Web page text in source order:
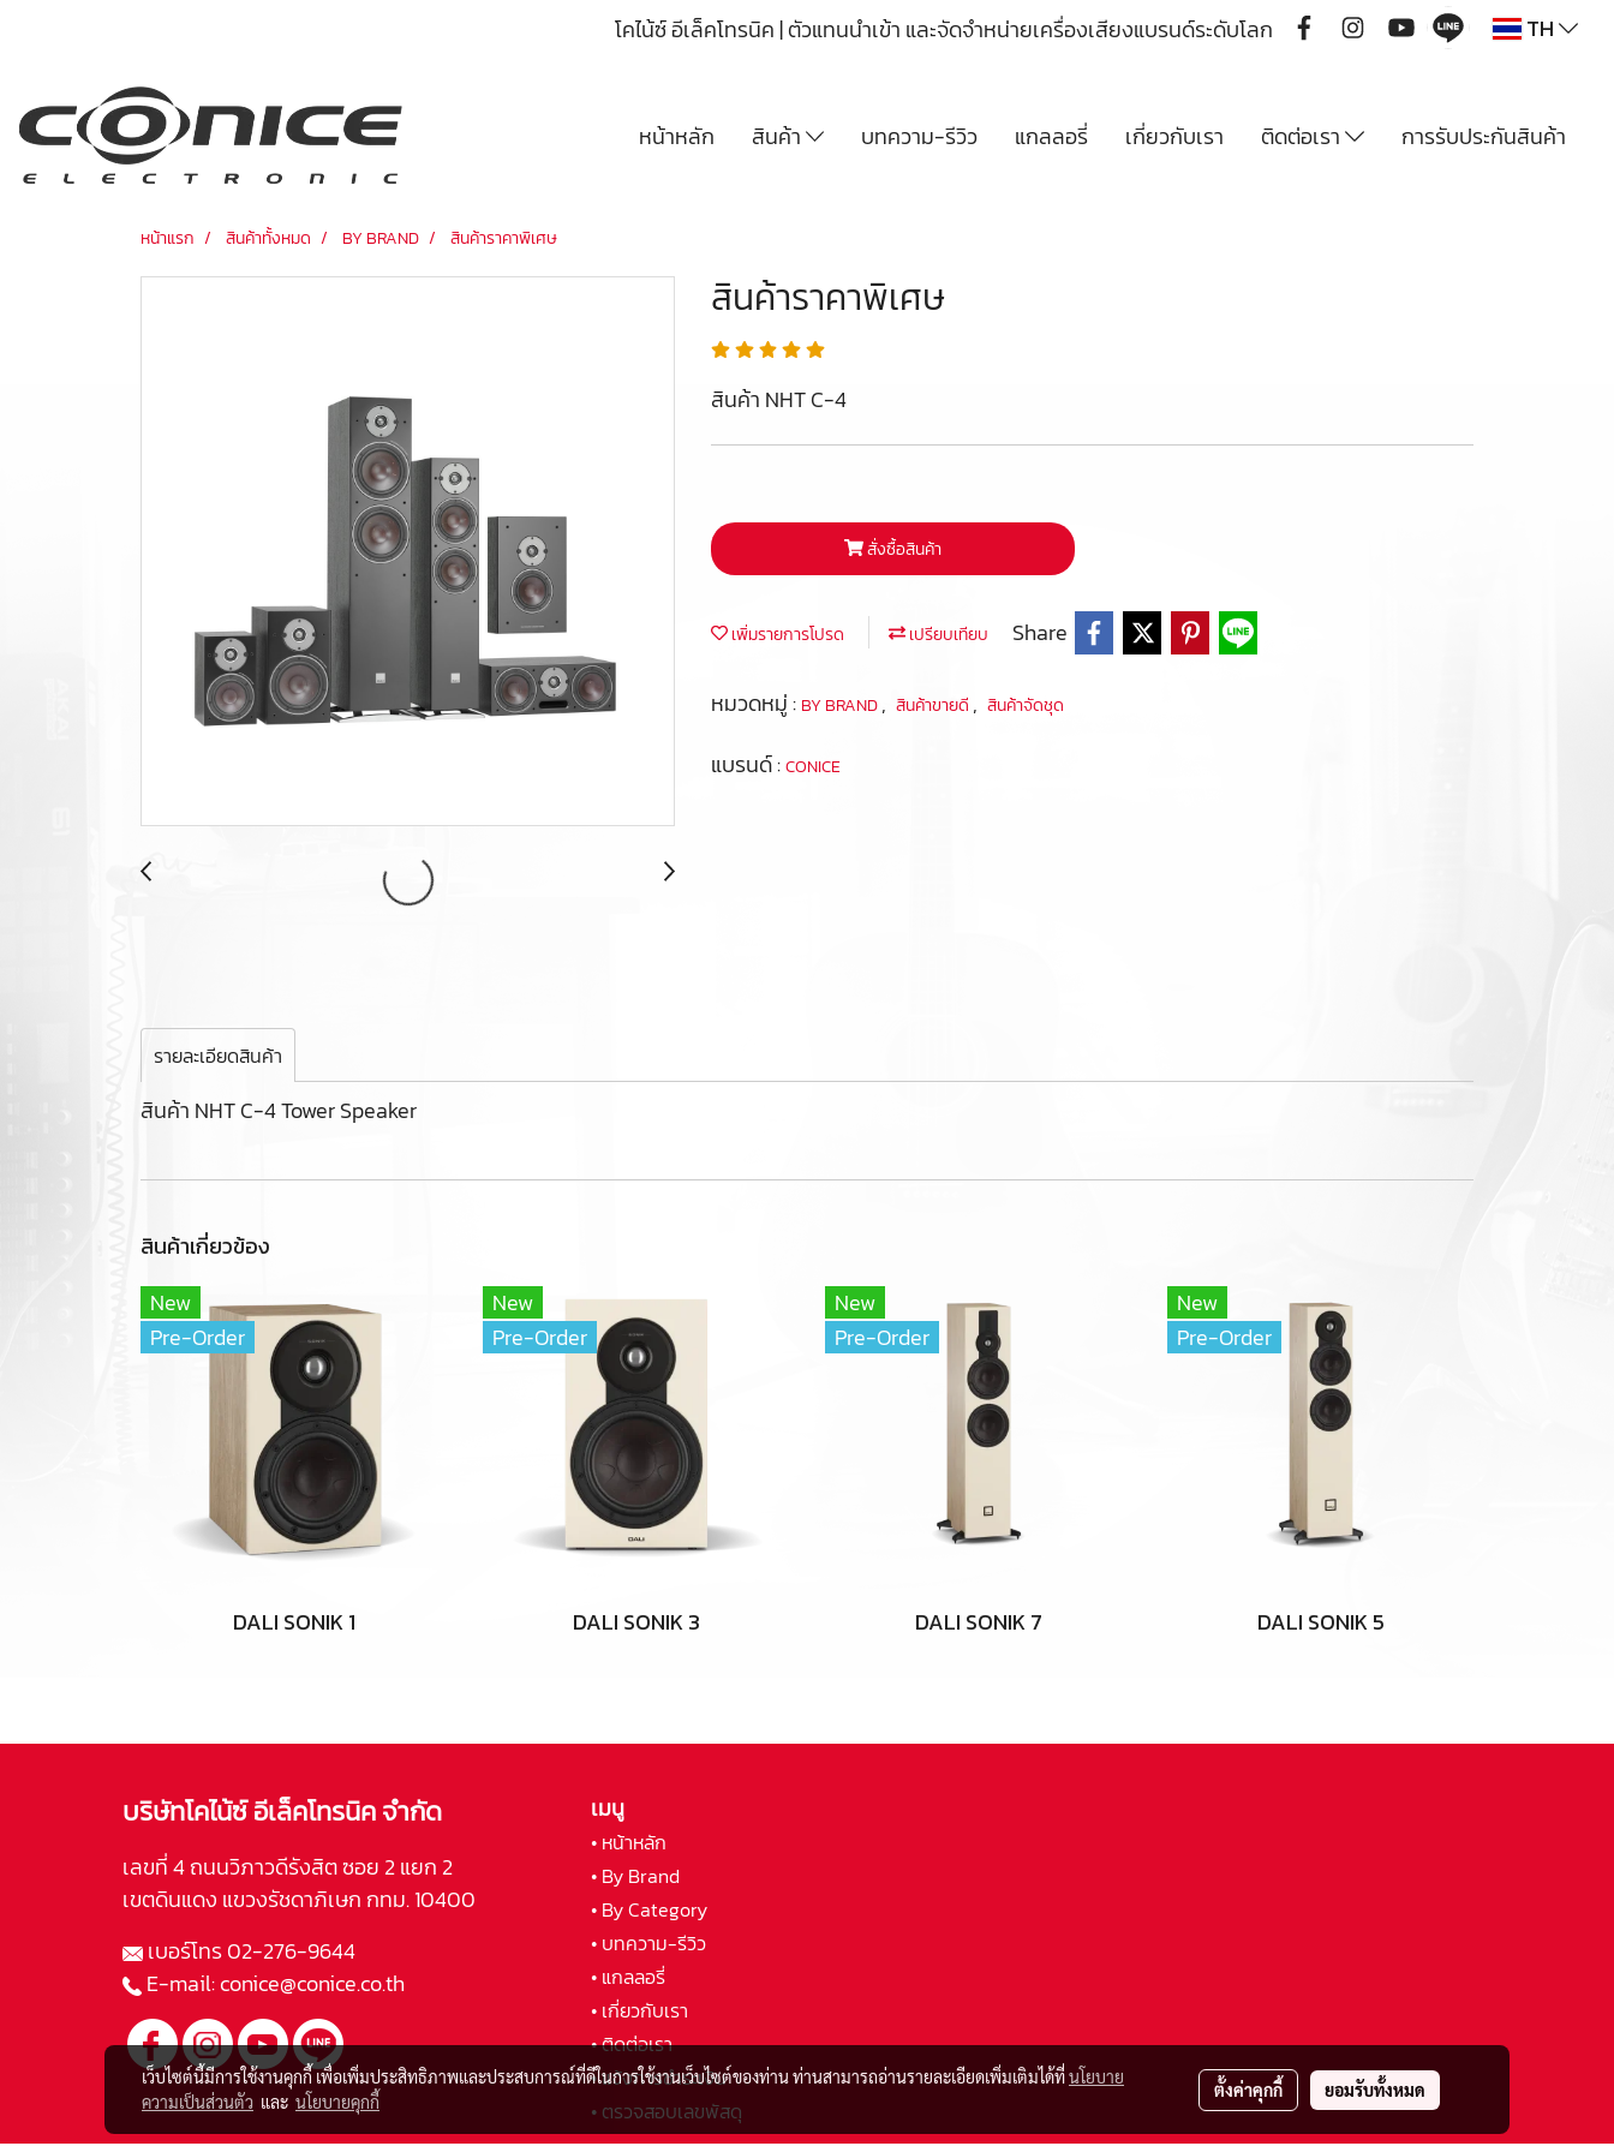
โคไน้ซ์ อีเล็คโทรนิค | ตัวแทนนำเข้า และจัดจำหน่ายเครื่องเสียงแบรนด์ระดับโลก TH
หน้าหลัก สินค้า บทความ-รีวิว แกลลอรี่ เกี่ยวกับเรา ติดต่อเรา การรับประกันสินค้า
หน้าแรก สินค้าทั้งหมด BY BRAND สินค้าราคาพิเศษ
สินค้าราคาพิเศษ
สินค้า NHT C-4
สั่งซื้อสินค้า
เพิ่มรายการโปรด เปรียบเทียบ Share
หมวดหมู่ : BY BRAND, สินค้าขายดี , สินค้าจัดชุด
แบรนด์ :CONICE
รายละเอียดสินค้า
สินค้า NHT C-4 Tower Speaker
สินค้าเกี่ยวข้อง
New
Pre-Order
DALI SONIK 1
New
Pre-Order
DALI SONIK 3
New
Pre-Order
DALI SONIK 7
New
Pre-Order
DALI SONIK 5
บริษัทโคไน้ซ์ อีเล็คโทรนิค จำกัด
เลขที่ 4 ถนนวิภาวดีรังสิต ซอย 2 แยก 2
เขตดินแดง แขวงรัชดาภิเษก กทม. 10400
เบอร์โทร02-276-9644
E-mail:conice@conice.co.th
เมนู
• หน้าหลัก
• By Brand
• By Category
• บทความ-รีวิว
• แกลลอรี่
• เกี่ยวกับเรา
• ติดต่อเรา
• แจ้งการชำระเงิน
• ตรวจสอบเลขพัสดุ
เว็บไซต์นี้มีการใช้งานคุกกี้ เพื่อเพิ่มประสิทธิภาพและประสบการณ์ที่ดีในการใช้งานเว็บไซต์ของท่าน ท่านสามารถอ่านรายละเอียดเพิ่มเติมได้ที่นโยบาย
ความเป็นส่วนตัว และ นโยบายคุกกี้
ตั้งค่าคุกกี้ ยอมรับทั้งหมด